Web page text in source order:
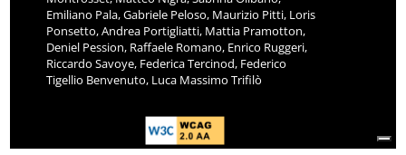
Emiliano Pala, Gabriele Peloso, Maurizio Pitti, Loris
Ponsetto, Andrea Portigliatti, Mattia Pramotton,
Deniel Pession, Raffaele Romano, Enrico Ruggeri,
Riccardo Savoye, Federica Tercinod, Federico
Tigellio Benvenuto, Luca Massimo Trifilò